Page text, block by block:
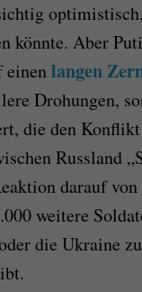
könnte. Aber
einenlangen
Drohungen,
die den
Russland
darauf
weitere
die Ukraine